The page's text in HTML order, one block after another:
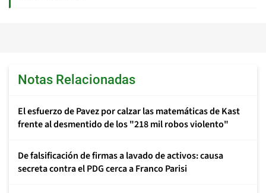
Notas Relacionadas
El esfuerzo de Pavez por calzar las matemáticas de Kast
frente al desmentido de los "218 mil robos violento"
De falsificación de firmas a lavado de activos: causa
secreta contra el PDG cerca a Franco Parisi